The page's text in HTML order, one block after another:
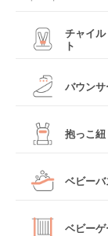
すべて
レギュラーサイズ
ベッドインベッド
クーファン
マットレス・布
チャイ
ト
すべて
ジュニアシート
チャイルドシー
バウンサ
すべて
抱っこ紐
すべて
ベビーバ
ベビーゲ